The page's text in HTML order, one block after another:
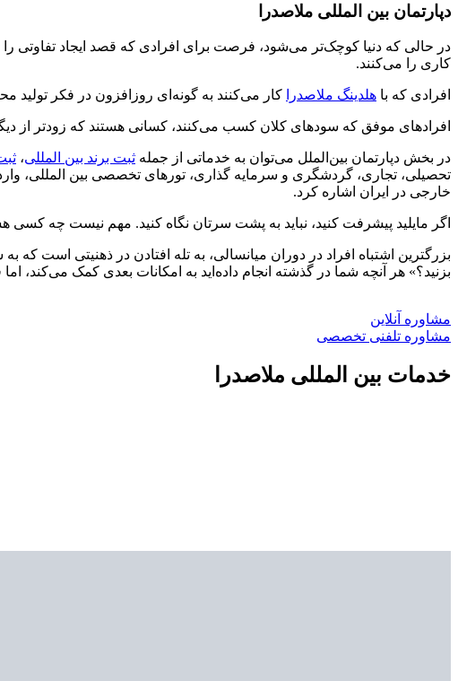
دپارتمان بین المللی ملاصدرا
در حالی که دنیا کوچک‌تر می‌شود، فرصت برای افرادی که قصد ایجاد تفاوتی را
کاری را می‌کنند.
افرادی که با هلدینگ ملاصدرا کار می‌کنند به گونه‌ای روزافزون در فکر
افرادهای موفق که سودهای کلان کسب می‌کنند، کسانی هستند که زودتر از
در بخش دپارتمان بین‌الملل می‌توان به خدماتی از جمله ثبت برند بین المللی،
تحصیلی، تجاری، گردشگری و سرمایه گذاری، تورهای تخصصی بین المللی،
خارجی در ایران اشاره کرد.
اگر مایلید پیشرفت کنید، نباید به پشت سرتان نگاه کنید. مهم نیست چه کسی
بزرگترین اشتباه افراد در دوران میانسالی، به تله افتادن در ذهنیتی است که
بزنید؟» هر آنچه شما در گذشته انجام داده‌اید به امکانات بعدی کمک
مشاوره آنلاین
مشاوره تلفنی تخصصی
خدمات بین المللی ملاصدرا